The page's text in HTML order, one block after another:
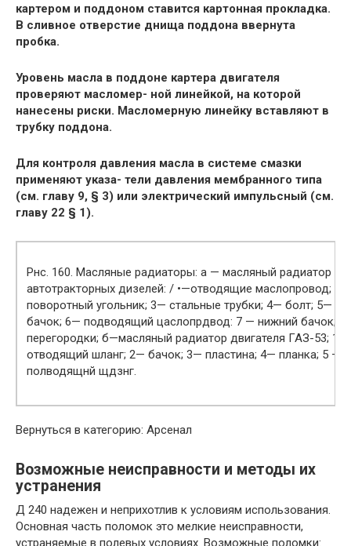
картером и поддоном ставится картонная прокладка.
В сливное отверстие днища поддона ввернута
пробка.
Уровень масла в поддоне картера двигателя
проверяют масломер- ной линейкой, на которой
нанесены риски. Масломерную линейку вставляют в
трубку поддона.
Для контроля давления масла в системе смазки
применяют указа- тели давления мембранного типа
(см. главу 9, § 3) или электрический импульсный (см.
главу 22 § 1).
Рнс. 160. Масляные радиаторы: а — масляный радиатор
автотракторных дизелей: / •—отводящие маслопровод; 2—
поворотный угольник; 3— стальные трубки; 4— болт; 5—
бачок; 6— подводящий цаслопрдвод: 7 — нижний бачок; 8
перегородки; б—масляный радиатор двигателя ГАЗ-53; 1 —
отводящий шланг; 2— бачок; 3— пластина; 4— планка; 5 —
полводящнй щдзнг.
Вернуться в категорию: Арсенал
Возможные неисправности и методы их
устранения
Д 240 надежен и неприхотлив к условиям использования.
Основная часть поломок это мелкие неисправности,
устраняемые в полевых условиях. Возможные поломки: